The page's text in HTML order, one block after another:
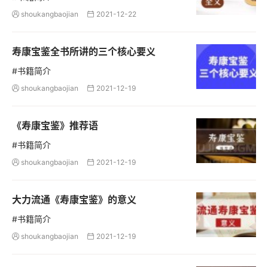
 shoukangbaojian  2021-12-22
寿康宝鉴全书所讲的三个核心要义
#书籍简介
 shoukangbaojian  2021-12-19
《寿康宝鉴》推荐语
#书籍简介
 shoukangbaojian  2021-12-19
大力流通《寿康宝鉴》的意义
#书籍简介
 shoukangbaojian  2021-12-19